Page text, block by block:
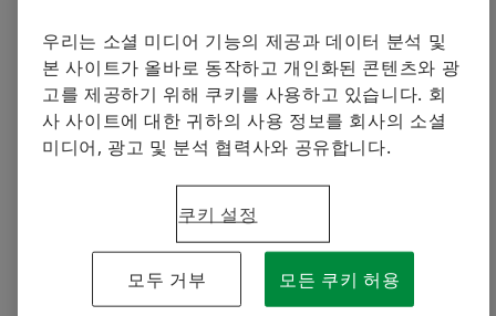
2022-11-01 | Seoul
셰플러코리아, 식품 종합 전시회 ‘코엑스 푸드위크
2022’ 참가
효율적인 식품 공정에 필요한 디지털 솔루션 ‘옵타임
(OPTIME)’ 출품
글로벌 자동차 및 산업기계용 정밀 부품과 시스템 공급업
체인 셰플러코리아(대표 이병찬)가 2일부터 5일까지 4일
간 개최되는 ‘코엑스 푸드위크 2022(제 17회 서울국제식
품산업전, COEX FOOD WEEK 2022)’에 참가한다고 밝혔
우리는 소셜 미디어 기능의 제공과 데이터 분석 및
본 사이트가 올바로 동작하고 개인화된 콘텐츠와 광
고를 제공하기 위해 쿠키를 사용하고 있습니다. 회
사 사이트에 대한 귀하의 사용 정보를 회사의 소셜
미디어, 광고 및 분석 협력사와 공유합니다.
쿠키 설정
모두 거부 모든 쿠키 허용